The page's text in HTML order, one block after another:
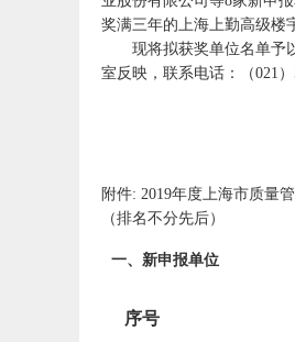
奖满三年的上海上勤高级楼
现将拟获奖单位名单予以
室反映，联系电话：（021）
附件: 2019年度上海市质量
（排名不分先后）
一、新申报单位
序号